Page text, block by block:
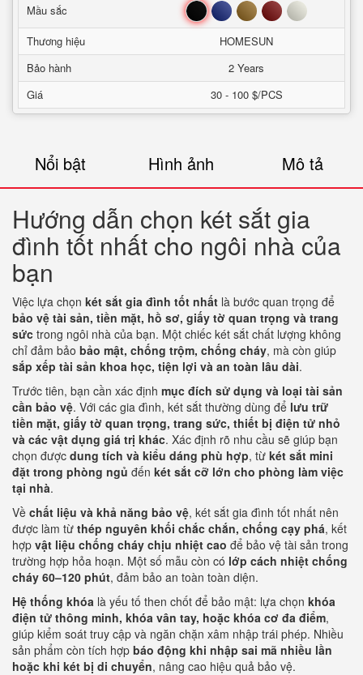
Mầu sắc
Đen Xanh Nâu Đỏ Trắng
Thương hiệu
HOMESUN
Bảo hành
2 Years
Giá
30 - 100 $/PCS
Nổi bật Hình ảnh Mô tả
Hướng dẫn chọn két sắt gia
đình tốt nhất cho ngôi nhà của
bạn
Việc lựa chọn két sắt gia đình tốt nhất là bước quan trọng để
bảo vệ tài sản, tiền mặt, hồ sơ, giấy tờ quan trọng và trang
sức trong ngôi nhà của bạn. Một chiếc két sắt chất lượng không
chỉ đảm bảo bảo mật, chống trộm, chống cháy, mà còn giúp
sắp xếp tài sản khoa học, tiện lợi và an toàn lâu dài.
Trước tiên, bạn cần xác định mục đích sử dụng và loại tài sản
cần bảo vệ. Với các gia đình, két sắt thường dùng để lưu trữ
tiền mặt, giấy tờ quan trọng, trang sức, thiết bị điện tử nhỏ
và các vật dụng giá trị khác. Xác định rõ nhu cầu sẽ giúp bạn
chọn được dung tích và kiểu dáng phù hợp, từ két sắt mini
đặt trong phòng ngủ đến két sắt cỡ lớn cho phòng làm việc
tại nhà.
Về chất liệu và khả năng bảo vệ, két sắt gia đình tốt nhất nên
được làm từ thép nguyên khối chắc chắn, chống cạy phá, kết
hợp vật liệu chống cháy chịu nhiệt cao để bảo vệ tài sản trong
trường hợp hỏa hoạn. Một số mẫu còn có lớp cách nhiệt chống
cháy 60–120 phút, đảm bảo an toàn toàn diện.
Hệ thống khóa là yếu tố then chốt để bảo mật: lựa chọn khóa
điện tử thông minh, khóa vân tay, hoặc khóa cơ đa điểm,
giúp kiểm soát truy cập và ngăn chặn xâm nhập trái phép. Nhiều
sản phẩm còn tích hợp báo động khi nhập sai mã nhiều lần
hoặc khi két bị di chuyển, nâng cao hiệu quả bảo vệ.